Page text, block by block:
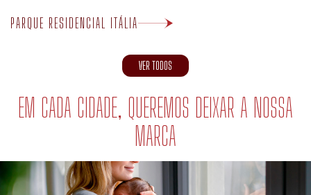
VER TODOS
EM CADA CIDADE, QUEREMOS DEIXAR A NOSSA
MARCA